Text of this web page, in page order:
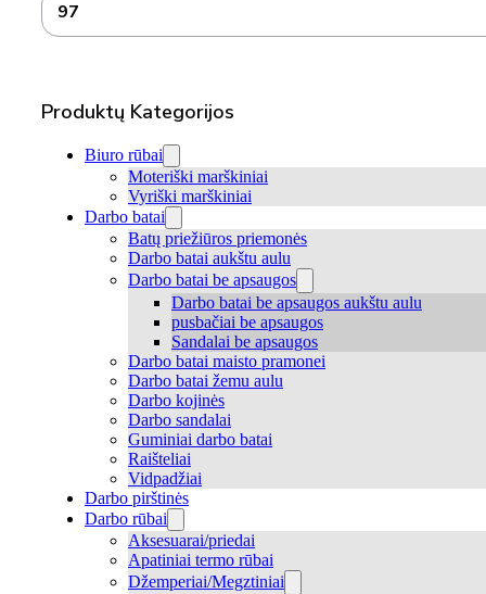
97
Produktų Kategorijos
Biuro rūbai
Moteriški marškiniai
Vyriški marškiniai
Darbo batai
Batų priežiūros priemonės
Darbo batai aukštu aulu
Darbo batai be apsaugos
Darbo batai be apsaugos aukštu aulu
pusbačiai be apsaugos
Sandalai be apsaugos
Darbo batai maisto pramonei
Darbo batai žemu aulu
Darbo kojinės
Darbo sandalai
Guminiai darbo batai
Raišteliai
Vidpadžiai
Darbo pirštinės
Darbo rūbai
Aksesuarai/priedai
Apatiniai termo rūbai
Džemperiai/Megztiniai